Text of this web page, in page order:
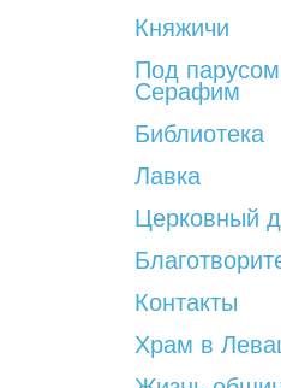
Княжичи
Под
Серафим
Библиотека
Лавка
Церковный
Контакты
Храм в